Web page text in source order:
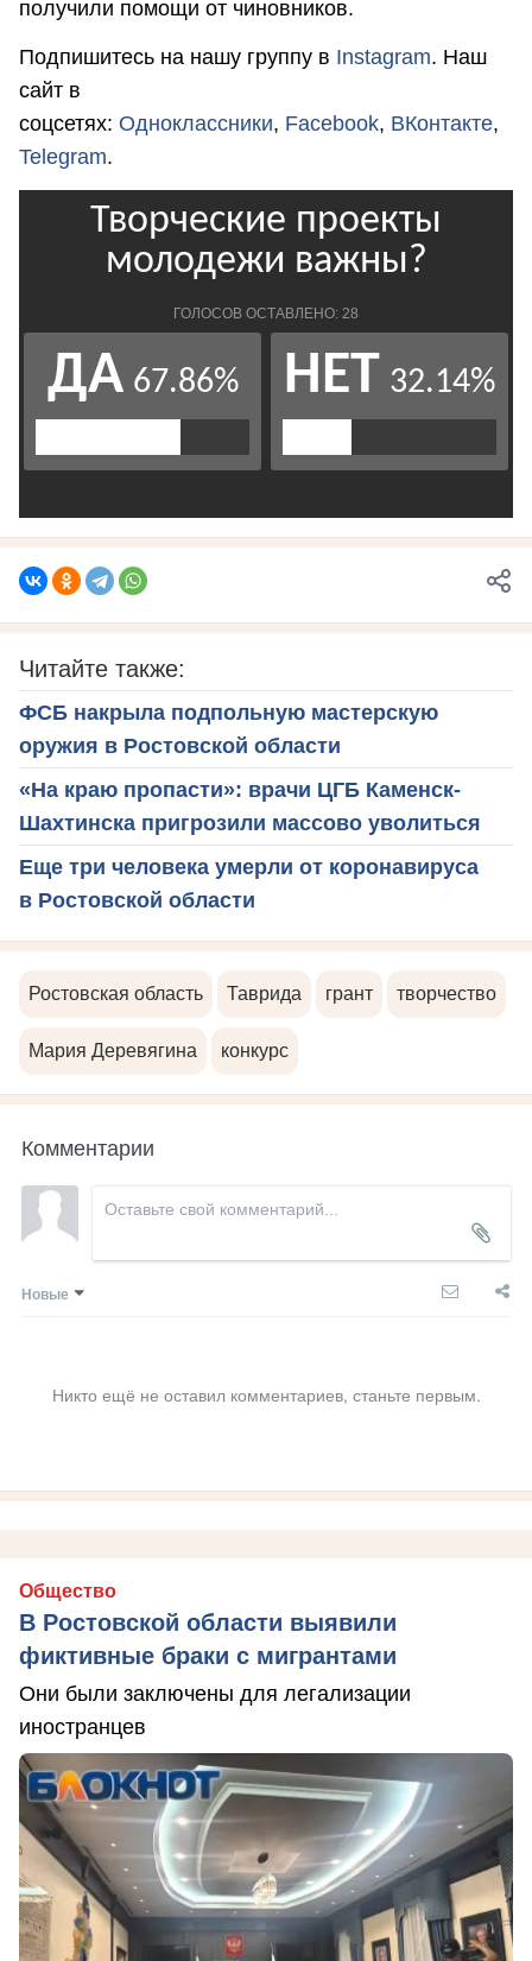
получили помощи от чиновников.
Подпишитесь на нашу группу в Instagram. Наш
сайт в
соцсетях: Одноклассники, Facebook, ВКонтакте,
Telegram.
Читайте также:
ФСБ накрыла подпольную мастерскую
оружия в Ростовской области
«На краю пропасти»: врачи ЦГБ Каменск-
Шахтинска пригрозили массово уволиться
Еще три человека умерли от коронавируса
в Ростовской области
Ростовская область Таврида грант творчество
Мария Деревягина конкурс
Комментарии
Новые
Никто ещё не оставил комментариев, станьте первым.
Общество
В Ростовской области выявили
фиктивные браки с мигрантами
Они были заключены для легализации
иностранцев